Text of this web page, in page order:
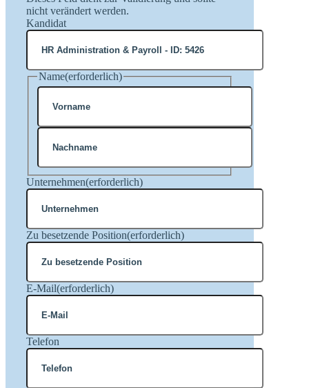
nicht verändert werden.
Kandidat
Name(erforderlich)
Vorname
Nachname
Unternehmen(erforderlich)
Zu besetzende Position(erforderlich)
E-Mail(erforderlich)
Telefon